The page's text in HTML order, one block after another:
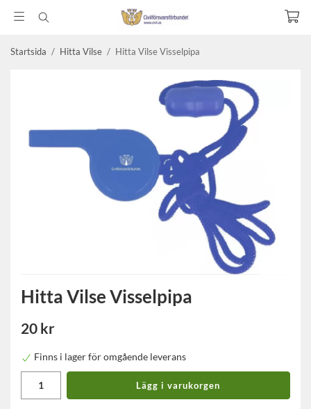
Startsida / Hitta Vilse / Hitta Vilse Visselpipa
Hitta Vilse Visselpipa
20 kr
Finns i lager för omgående leverans
Lägg i varukorgen